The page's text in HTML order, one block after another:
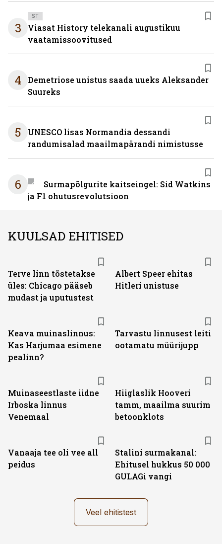
3
ST
Viasat History telekanali augustikuu
vaatamissoovitused
4
Demetriose unistus saada uueks Aleksander
Suureks
5
UNESCO lisas Normandia dessandi
randumisalad maailmapärandi nimistusse
6
Surmapõlgurite kaitseingel: Sid Watkins
ja F1 ohutusrevolutsioon
KUULSAD EHITISED
Terve linn tõstetakse
üles: Chicago pääseb
mudast ja uputustest
Albert Speer ehitas
Hitleri unistuse
Keava muinaslinnus:
Kas Harjumaa esimene
pealinn?
Tarvastu linnusest leiti
ootamatu müürijupp
Muinaseestlaste iidne
Irboska linnus
Venemaal
Hiiglaslik Hooveri
tamm, maailma suurim
betoonklots
Vanaaja tee oli vee all
peidus
Stalini surmakanal:
Ehitusel hukkus 50 000
GULAGi vangi
Veel ehitistest